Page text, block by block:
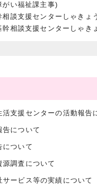
い福祉課主事)
談支援センターしゃきょ
相談支援センターしゃき
活支援センターの活動報告
告について
について
源調査について
サービス等の実績について